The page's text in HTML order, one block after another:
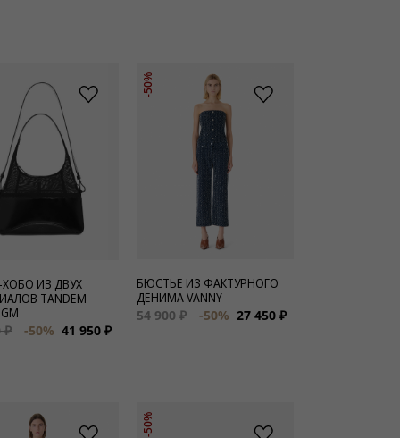
ИЗ ДВУХ
TANDEM
₽
-50% 41 950 ₽
-50%
БЮСТЬЕ ИЗ ФАКТУРНОГО
ДЕНИМА VANNY
54 900 ₽
-50% 27 450 ₽
-50%